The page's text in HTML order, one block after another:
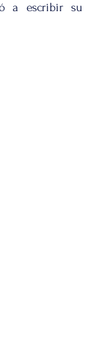
a escribir su